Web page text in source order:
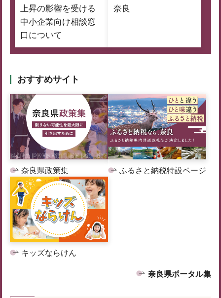
上昇の影響を受ける
中小企業向け相談窓
口について
奈良
おすすめサイト
奈良県政策集 ふるさと納税特設ページ
キッズならけん
奈良県ポータル集